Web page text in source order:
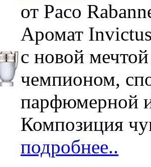
от Paco
Аромат
с новой
чемпионом,
парфюмерной
Композиция
подробнее..